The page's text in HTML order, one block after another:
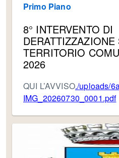
Primo Piano
8° INTERVENTO DI
DERATTIZZAZIONE
TERRITORIO
2026
QUI L’AVVISO./uploads/
IMG_20260730_0001.pdf